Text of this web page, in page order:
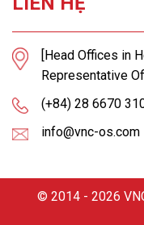
[Head Offices in
Representative
(+84) 28 6670
info@vnc-os.com
© 2014 - 2026